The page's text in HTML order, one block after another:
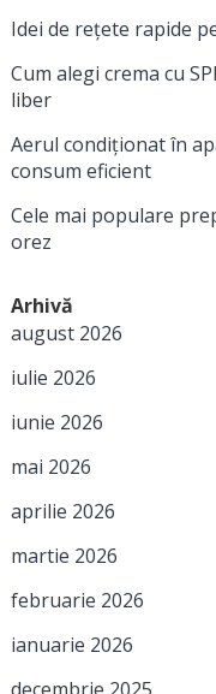
Idei de rețete rapide
Cum alegi crema cu
liber
Aerul condiționat în
consum eficient
Cele mai populare
orez
Arhivă
august 2026
iulie 2026
iunie 2026
mai 2026
aprilie 2026
martie 2026
februarie 2026
ianuarie 2026